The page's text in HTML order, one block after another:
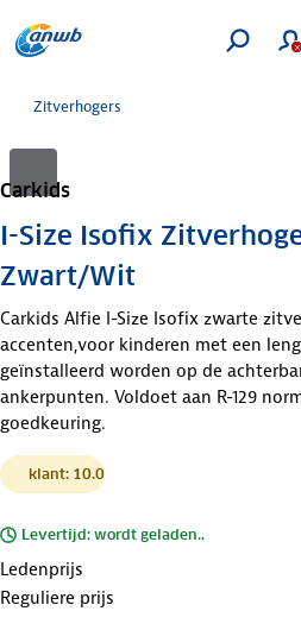
Zitverhogers
Carkids
I-Size Isofix
Zwart/Wit
Carkids Alfie I-Size Isofix zwarte
accenten,voor kinderen met een
geïnstalleerd worden op de
ankerpunten. Voldoet aan R-129
goedkeuring.
klant: 10.0
Levertijd: wordt geladen..
Ledenprijs
Reguliere prijs